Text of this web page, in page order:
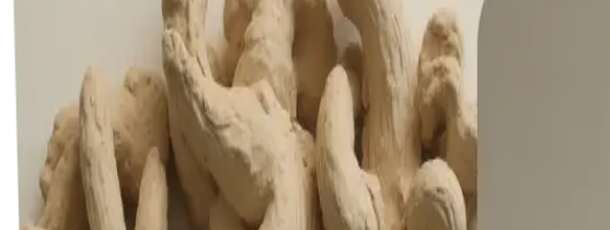
Mehrere Bilder zu einem Bild
Bild zu Video
Bild zur Aufforderung
Bild zu Text
Hintergrund-Entferner
Porträt & Stile
Bildvorlagen